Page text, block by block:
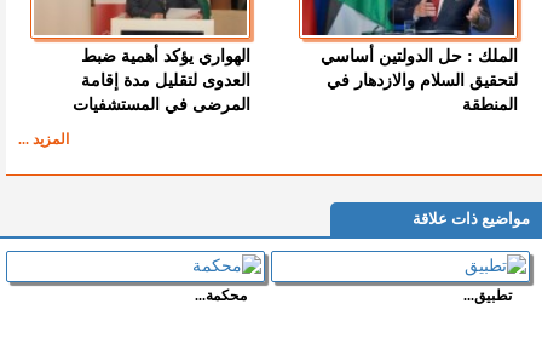
الملك : حل الدولتين أساسي
لتحقيق السلام والازدهار في
المنطقة
الهواري يؤكد أهمية ضبط
العدوى لتقليل مدة إقامة
المرضى في المستشفيات
المزيد ...
مواضيع ذات علاقة
تطبيق... محكمة...